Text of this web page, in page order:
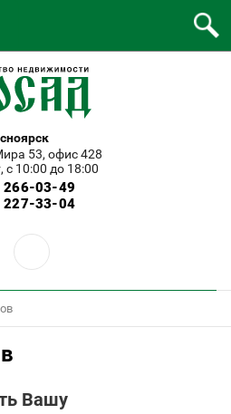
53, офис 428
с 10:00 до 18:00
266-03-49
227-33-04
Вашу